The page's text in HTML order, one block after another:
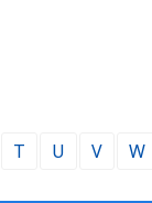
T U V W